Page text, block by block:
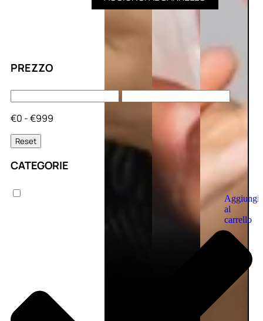
Aggiungi
al
carrello
PREZZO
€0 - €999
Reset
CATEGORIE